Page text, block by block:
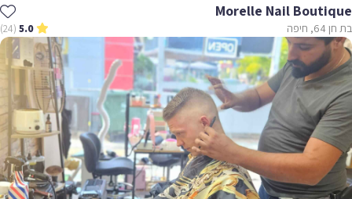
Morelle Nail Boutique
בת חן 64, חיפה 5.0
(24)